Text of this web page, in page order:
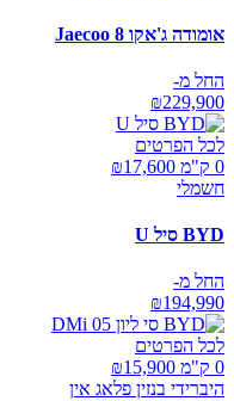
אומודה ג'אקו Jaecoo 8
החל מ-
₪229,900
לכל הפרטים
0 ק"מ ₪
17,600
חשמלי
BYD סיל U
החל מ-
₪194,990
לכל הפרטים
0 ק"מ ₪
15,900
היברידי בנזין פלאג אין